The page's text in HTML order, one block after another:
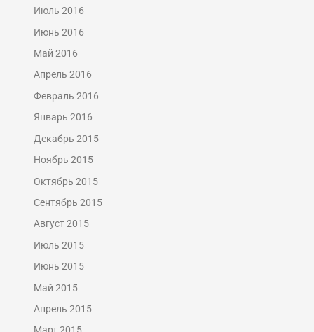
Июль 2016
Июнь 2016
Май 2016
Апрель 2016
Февраль 2016
Январь 2016
Декабрь 2015
Ноябрь 2015
Октябрь 2015
Сентябрь 2015
Август 2015
Июль 2015
Июнь 2015
Май 2015
Апрель 2015